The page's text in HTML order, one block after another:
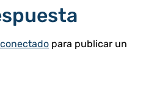
conectado para publicar un